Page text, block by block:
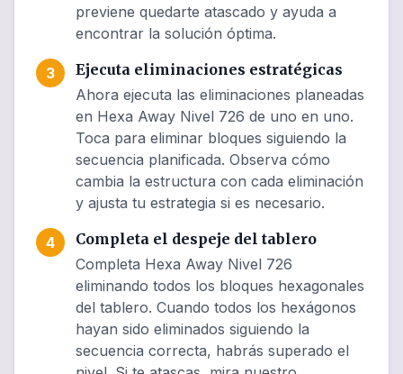
previene quedarte atascado y ayuda a
encontrar la solución óptima.
3
Ejecuta eliminaciones estratégicas
Ahora ejecuta las eliminaciones planeadas
en Hexa Away Nivel 726 de uno en uno.
Toca para eliminar bloques siguiendo la
secuencia planificada. Observa cómo
cambia la estructura con cada eliminación
y ajusta tu estrategia si es necesario.
4
Completa el despeje del tablero
Completa Hexa Away Nivel 726
eliminando todos los bloques hexagonales
del tablero. Cuando todos los hexágonos
hayan sido eliminados siguiendo la
secuencia correcta, habrás superado el